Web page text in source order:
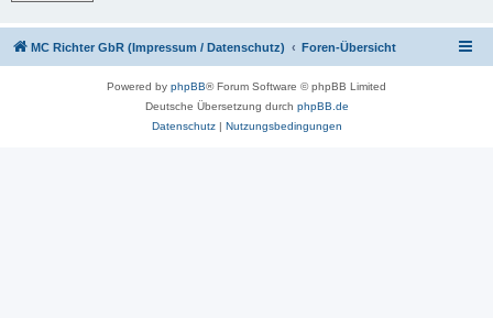
MC Richter GbR (Impressum / Datenschutz) Foren-Übersicht
Powered by phpBB® Forum Software © phpBB Limited
Deutsche Übersetzung durch phpBB.de
Datenschutz| Nutzungsbedingungen